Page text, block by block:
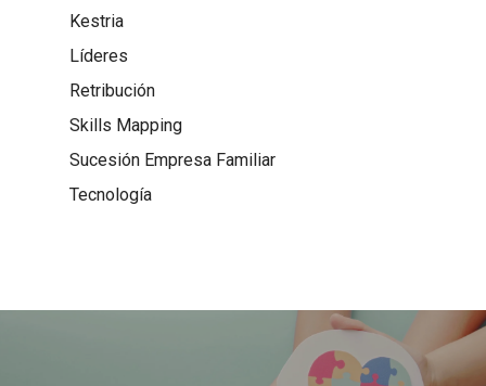
Kestria
Líderes
Retribución
Skills Mapping
Sucesión Empresa Familiar
Tecnología